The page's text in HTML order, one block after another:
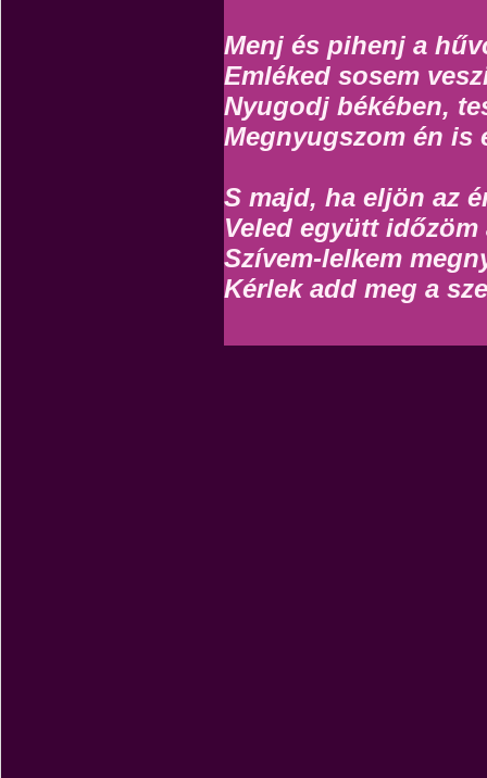
Menj és pihenj a
Emléked sosem
Nyugodj békében,
Megnyugszom én is
S majd, ha eljön az
Veled együtt
Szívem-lelkem
Kérlek add meg a